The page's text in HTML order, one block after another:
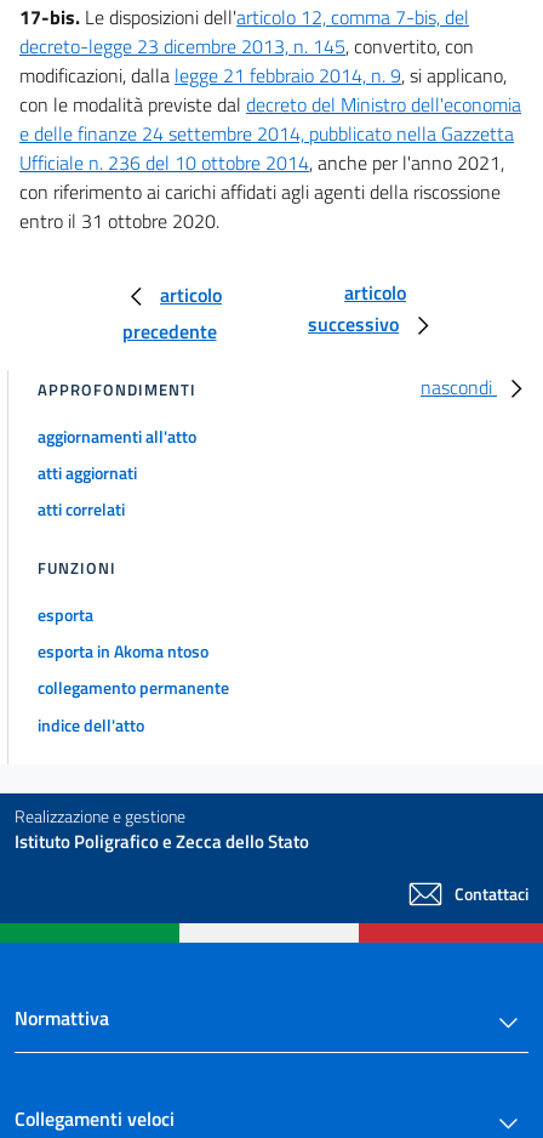
17-bis. Le disposizioni dell'articolo 12, comma 7-bis, del
decreto-legge 23 dicembre 2013, n. 145, convertito, con
modificazioni, dalla legge 21 febbraio 2014, n. 9, si applicano,
con le modalità previste dal decreto del Ministro dell'economia
e delle finanze 24 settembre 2014, pubblicato nella Gazzetta
Ufficiale n. 236 del 10 ottobre 2014, anche per l'anno 2021,
con riferimento ai carichi affidati agli agenti della riscossione
entro il 31 ottobre 2020.
articolo
precedente
articolo
successivo
nascondi
APPROFONDIMENTI
aggiornamenti all'atto
atti aggiornati
atti correlati
FUNZIONI
esporta
esporta in Akoma ntoso
collegamento permanente
indice dell'atto
Realizzazione e gestione
Istituto Poligrafico e Zecca dello Stato
Contattaci
Normattiva
Collegamenti veloci